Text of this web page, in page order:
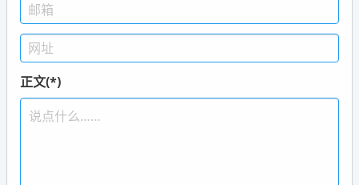
正文(*)